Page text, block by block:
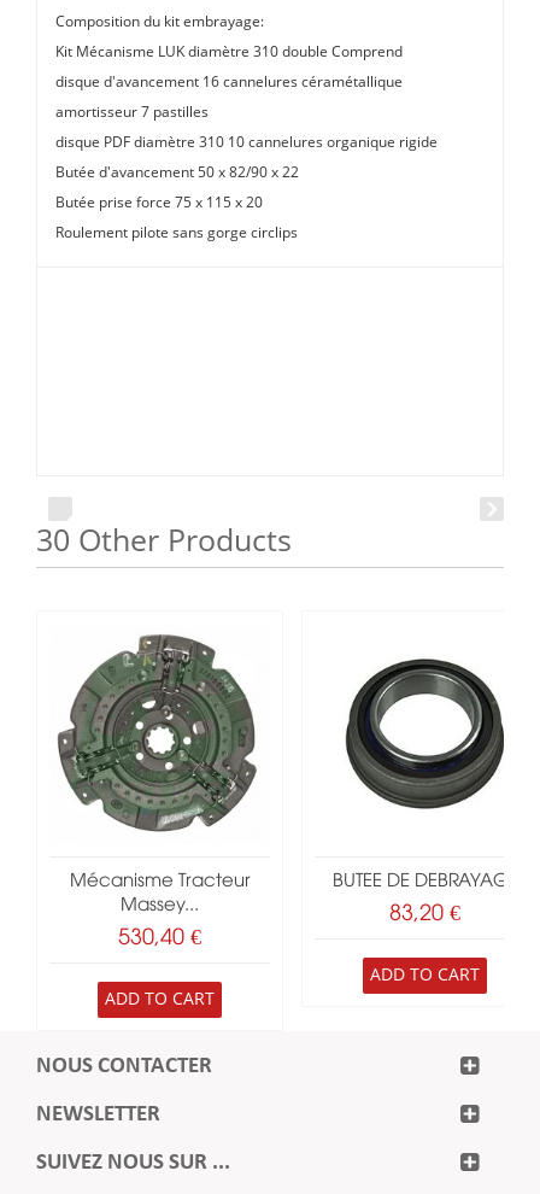
Composition du kit embrayage:
Kit Mécanisme LUK diamètre 310 double Comprend
disque d'avancement 16 cannelures céramétallique
amortisseur 7 pastilles
disque PDF diamètre 310 10 cannelures organique rigide
Butée d'avancement 50 x 82/90 x 22
Butée prise force 75 x 115 x 20
Roulement pilote sans gorge circlips
30 Other Products
Mécanisme Tracteur
Massey...
530,40 €
ADD TO CART
BUTEE DE DEBRAYAGE
83,20 €
ADD TO CART
NOUS CONTACTER
NEWSLETTER
SUIVEZ NOUS SUR ...